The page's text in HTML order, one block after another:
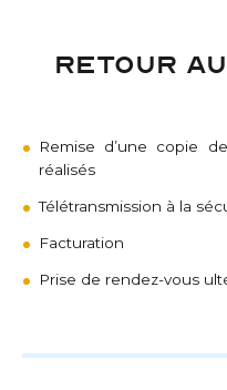
RETOUR
Remise d’une copie
réalisés
Télétransmission à la
Facturation
Prise de rendez-vous